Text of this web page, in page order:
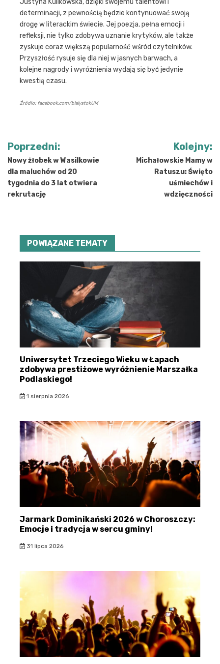
Justyna Kulikowska, dzięki swojemu talentowi i
determinacji, z pewnością będzie kontynuować swoją
drogę w literackim świecie. Jej poezja, pełna emocji i
refleksji, nie tylko zdobywa uznanie krytyków, ale także
zyskuje coraz większą popularność wśród czytelników.
Przyszłość rysuje się dla niej w jasnych barwach, a
kolejne nagrody i wyróżnienia wydają się być jedynie
kwestią czasu.
Źródło: facebook.com/bialystokUM
Nawigacja
wpisu
Poprzedni:
Nowy żłobek w Wasilkowie
dla maluchów od 20
tygodnia do 3 lat otwiera
rekrutację
Kolejny:
Michałowskie Mamy w
Ratuszu: Święto
uśmiechów i
wdzięczności
POWIĄZANE TEMATY
Uniwersytet Trzeciego Wieku w Łapach
zdobywa prestiżowe wyróżnienie Marszałka
Podlaskiego!
1 sierpnia 2026
Jarmark Dominikański 2026 w Choroszczy:
Emocje i tradycja w sercu gminy!
31 lipca 2026